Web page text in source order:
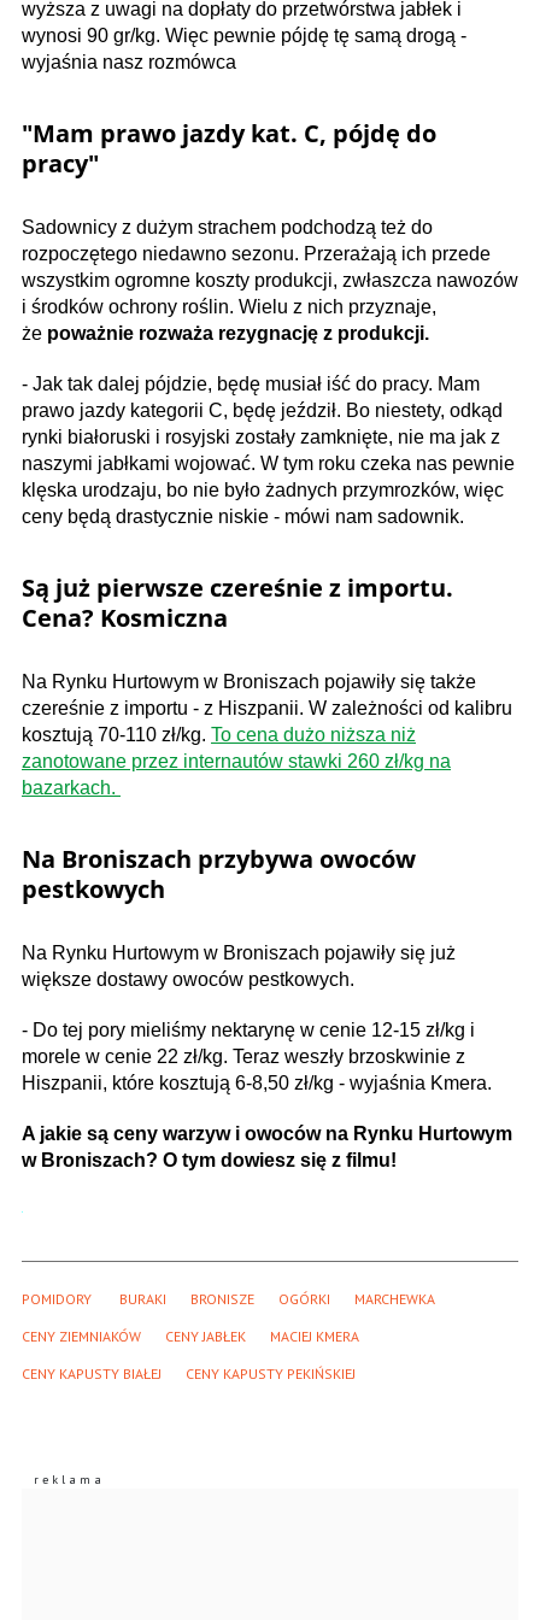
wyższa z uwagi na dopłaty do przetwórstwa jabłek i
wynosi 90 gr/kg. Więc pewnie pójdę tę samą drogą -
wyjaśnia nasz rozmówca
"Mam prawo jazdy kat. C, pójdę do
pracy"
Sadownicy z dużym strachem podchodzą też do
rozpoczętego niedawno sezonu. Przerażają ich przede
wszystkim ogromne koszty produkcji, zwłaszcza nawozów
i środków ochrony roślin. Wielu z nich przyznaje,
że poważnie rozważa rezygnację z produkcji.
- Jak tak dalej pójdzie, będę musiał iść do pracy. Mam
prawo jazdy kategorii C, będę jeździł. Bo niestety, odkąd
rynki białoruski i rosyjski zostały zamknięte, nie ma jak z
naszymi jabłkami wojować. W tym roku czeka nas pewnie
klęska urodzaju, bo nie było żadnych przymrozków, więc
ceny będą drastycznie niskie - mówi nam sadownik.
Są już pierwsze czereśnie z importu.
Cena? Kosmiczna
Na Rynku Hurtowym w Broniszach pojawiły się także
czereśnie z importu - z Hiszpanii. W zależności od kalibru
kosztują 70-110 zł/kg. To cena dużo niższa niż
zanotowane przez internautów stawki 260 zł/kg na
bazarkach.
Na Broniszach przybywa owoców
pestkowych
Na Rynku Hurtowym w Broniszach pojawiły się już
większe dostawy owoców pestkowych.
- Do tej pory mieliśmy nektarynę w cenie 12-15 zł/kg i
morele w cenie 22 zł/kg. Teraz weszły brzoskwinie z
Hiszpanii, które kosztują 6-8,50 zł/kg - wyjaśnia Kmera.
A jakie są ceny warzyw i owoców na Rynku Hurtowym
w Broniszach? O tym dowiesz się z filmu!
POMIDORY BURAKI BRONISZE OGÓRKI MARCHEWKA
CENY ZIEMNIAKÓW CENY JABŁEK MACIEJ KMERA
CENY KAPUSTY BIAŁEJ CENY KAPUSTY PEKIŃSKIEJ